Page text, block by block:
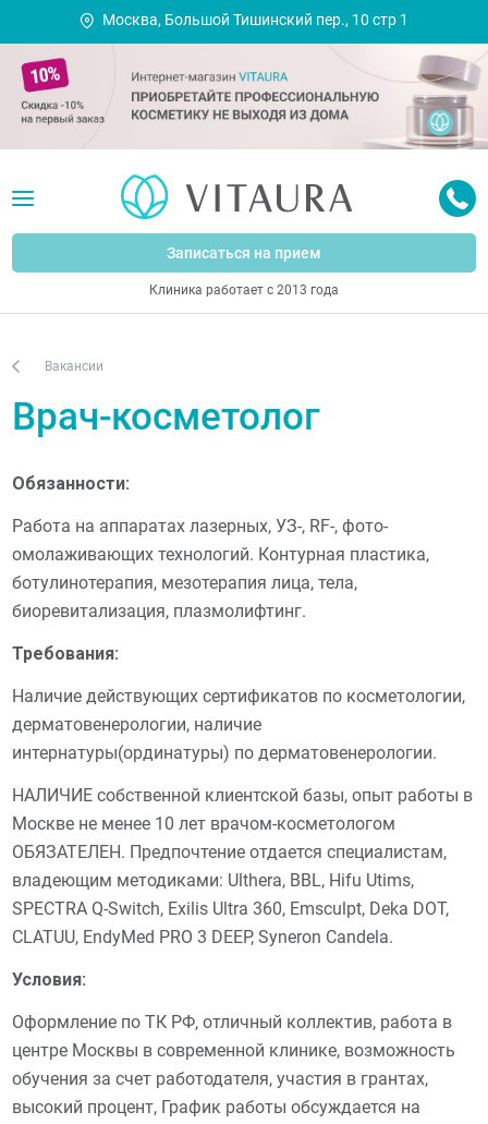
Москва, Большой Тишинский пер., 10 стр 1
Записаться на прием
Клиника работает с 2013 года
Вакансии
Врач-косметолог
Обязанности:
Работа на аппаратах лазерных, УЗ-, RF-, фото-
омолаживающих технологий. Контурная пластика,
ботулинотерапия, мезотерапия лица, тела,
биоревитализация, плазмолифтинг.
Требования:
Наличие действующих сертификатов по косметологии,
дерматовенерологии, наличие
интернатуры(ординатуры) по дерматовенерологии.
НАЛИЧИЕ собственной клиентской базы, опыт работы в
Москве не менее 10 лет врачом-косметологом
ОБЯЗАТЕЛЕН. Предпочтение отдается специалистам,
владеющим методиками: Ulthera, BBL, Hifu Utims,
SPECTRA Q-Switch, Exilis Ultra 360, Emsculpt, Deka DOT,
CLATUU, EndyMed PRO 3 DEEP, Syneron Candela.
Условия:
Оформление по ТК РФ, отличный коллектив, работа в
центре Москвы в современной клинике, возможность
обучения за счет работодателя, участия в грантах,
высокий процент, График работы обсуждается на